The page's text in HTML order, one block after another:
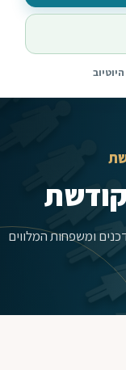
ומשפחות המלווים